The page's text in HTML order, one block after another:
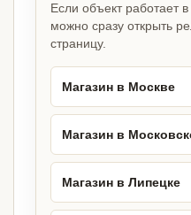
Если объект работает
можно сразу открыть
страницу.
Магазин в Москве
Магазин в
Магазин в Липецке